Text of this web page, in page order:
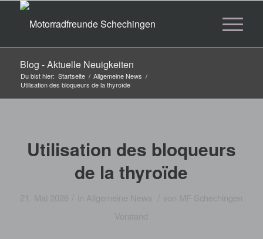
Blog - Aktuelle Neuigkeiten
Du bist hier: Startseite / Allgemeine News /
Utilisation des bloqueurs de la thyroïde
Utilisation des bloqueurs
de la thyroïde
in Allgemeine News von
MF Schechingen
Vorstand